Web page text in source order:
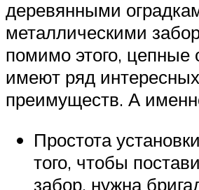
деревянными
металлическими
помимо этого, цепные
имеют ряд
преимуществ. А
Простота
того, чтобы
забор, нужна